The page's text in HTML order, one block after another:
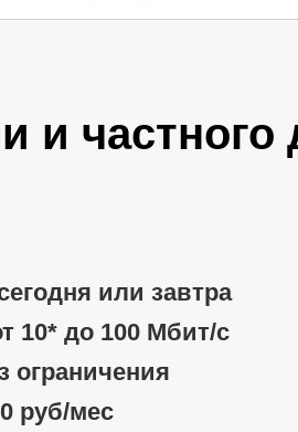
и частного
или завтра
10* до 100 Мбит/c
ограничения
руб/мес